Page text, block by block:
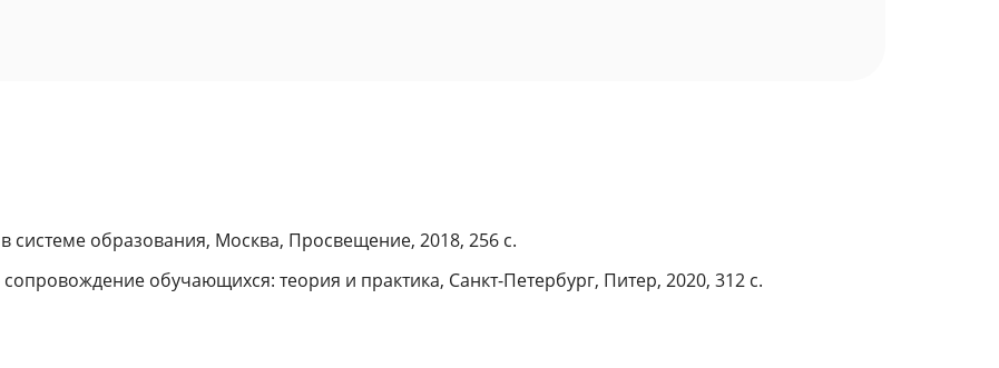
системе образования, Москва, Просвещение, 2018, 256 с.
обучающихся: теория и практика, Санкт-Петербург, Питер, 2020, 312 с.